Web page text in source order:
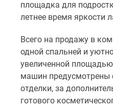
Из
парадных
жители
могут
выйти
к
наземному
площадка для
летнее время яркости
Всего на продажу в
одной спальней и
увеличенной
машин предусмотрены
отделки, за
готового